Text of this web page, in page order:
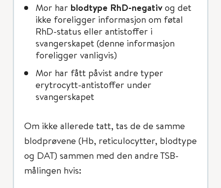
Mor har blodtype RhD-negativ og det
ikke foreligger informasjon om føtal
RhD-status eller antistoffer i
svangerskapet (denne informasjon
foreligger vanligvis)
Mor har fått påvist andre typer
erytrocytt-antistoffer under
svangerskapet
Om ikke allerede tatt, tas de de samme
blodprøvene (Hb, reticulocytter, blodtype
og DAT) sammen med den andre TSB-
målingen hvis: